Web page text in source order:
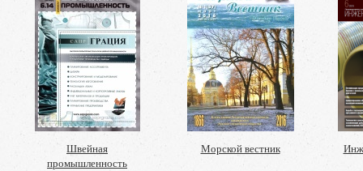
Швейная
промышленность
Морской вестник